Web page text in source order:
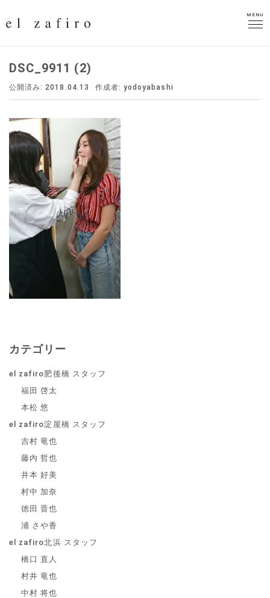
MENU
MENU
DSC_9911 (2)
公開済み: 2018.04.13 作成者:yodoyabashi
カテゴリー
el zafiro肥後橋 スタッフ
福田 啓太
本松 悠
el zafiro淀屋橋 スタッフ
吉村 竜也
藤内 哲也
井本 好美
村中 加奈
徳田 晋也
浦 さや香
el zafiro北浜 スタッフ
橋口 直人
村井 竜也
中村 将也